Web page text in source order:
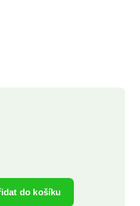
do košíku